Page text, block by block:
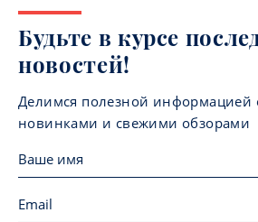
Будьте в курсе
новостей!
Делимся полезной информацией
новинками и свежими обзорами